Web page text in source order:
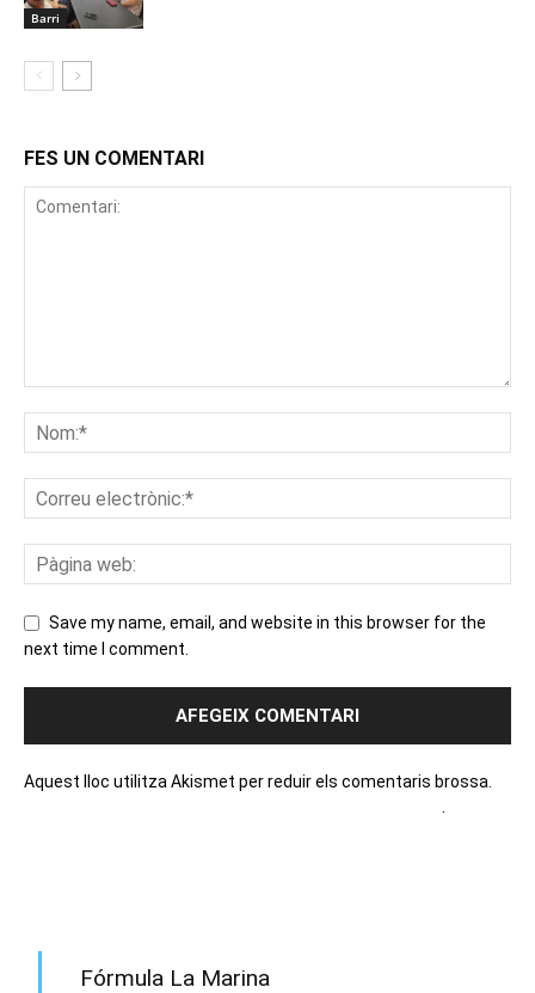
Barri
FES UN COMENTARI
Save my name, email, and website in this browser for the
next time I comment.
Aquest lloc utilitza Akismet per reduir els comentaris brossa.
Fórmula La Marina